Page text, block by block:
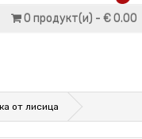
0 продукт(и) - € 0.00
от лисица